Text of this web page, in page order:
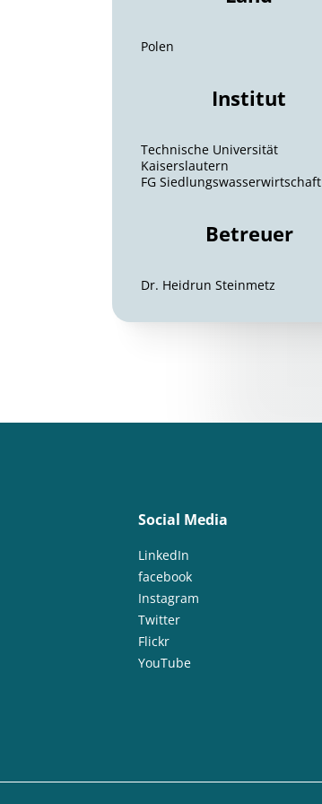
Polen
Institut
Technische Universität
Kaiserslautern
FG Siedlungswasserwirtschaft
Betreuer
Dr. Heidrun Steinmetz
Social Media
LinkedIn
facebook
Instagram
Twitter
Flickr
YouTube